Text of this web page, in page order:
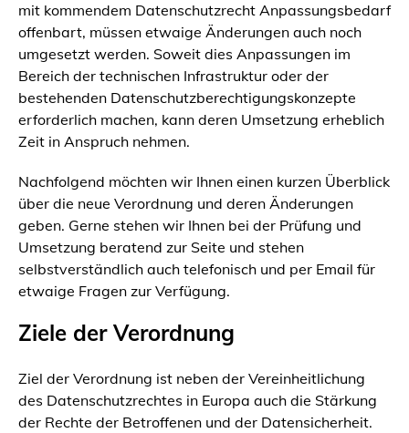
mit kommendem Datenschutzrecht Anpassungsbedarf
offenbart, müssen etwaige Änderungen auch noch
umgesetzt werden. Soweit dies Anpassungen im
Bereich der technischen Infrastruktur oder der
bestehenden Datenschutzberechtigungskonzepte
erforderlich machen, kann deren Umsetzung erheblich
Zeit in Anspruch nehmen.
Nachfolgend möchten wir Ihnen einen kurzen Überblick
über die neue Verordnung und deren Änderungen
geben. Gerne stehen wir Ihnen bei der Prüfung und
Umsetzung beratend zur Seite und stehen
selbstverständlich auch telefonisch und per Email für
etwaige Fragen zur Verfügung.
Ziele der Verordnung
Ziel der Verordnung ist neben der Vereinheitlichung
des Datenschutzrechtes in Europa auch die Stärkung
der Rechte der Betroffenen und der Datensicherheit.